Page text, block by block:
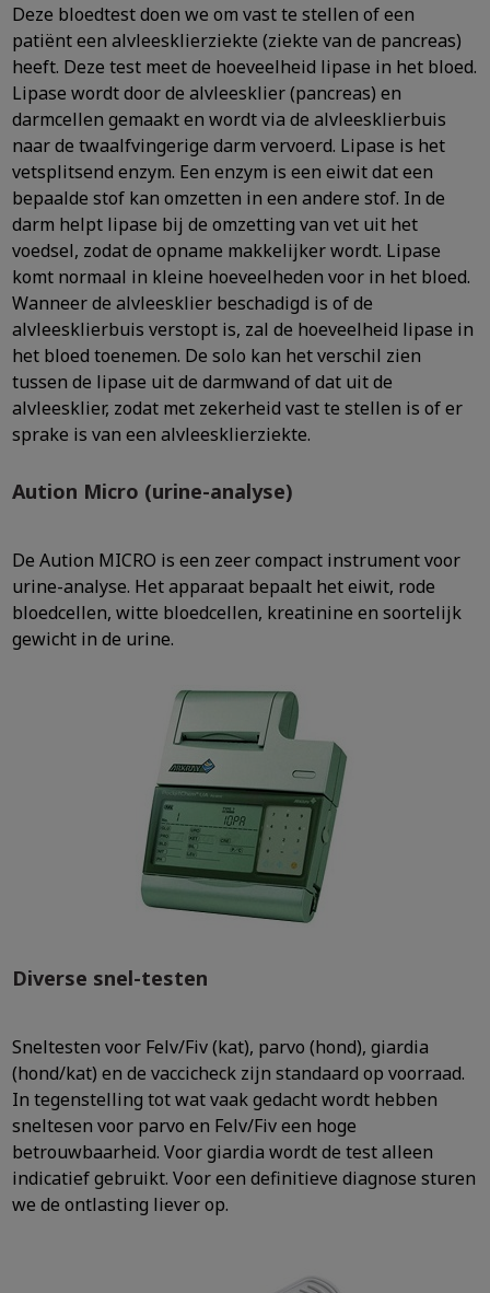
Deze bloedtest doen we om vast te stellen of een
patiënt een alvleesklierziekte (ziekte van de pancreas)
heeft. Deze test meet de hoeveelheid lipase in het bloed.
Lipase wordt door de alvleesklier (pancreas) en
darmcellen gemaakt en wordt via de alvleesklierbuis
naar de twaalfvingerige darm vervoerd. Lipase is het
vetsplitsend enzym. Een enzym is een eiwit dat een
bepaalde stof kan omzetten in een andere stof. In de
darm helpt lipase bij de omzetting van vet uit het
voedsel, zodat de opname makkelijker wordt. Lipase
komt normaal in kleine hoeveelheden voor in het bloed.
Wanneer de alvleesklier beschadigd is of de
alvleesklierbuis verstopt is, zal de hoeveelheid lipase in
het bloed toenemen. De solo kan het verschil zien
tussen de lipase uit de darmwand of dat uit de
alvleesklier, zodat met zekerheid vast te stellen is of er
sprake is van een alvleesklierziekte.
Aution Micro (urine-analyse)
De Aution MICRO is een zeer compact instrument voor
urine-analyse. Het apparaat bepaalt het eiwit, rode
bloedcellen, witte bloedcellen, kreatinine en soortelijk
gewicht in de urine.
Diverse snel-testen
Sneltesten voor Felv/Fiv (kat), parvo (hond), giardia
(hond/kat) en de vaccicheck zijn standaard op voorraad.
In tegenstelling tot wat vaak gedacht wordt hebben
sneltesen voor parvo en Felv/Fiv een hoge
betrouwbaarheid. Voor giardia wordt de test alleen
indicatief gebruikt. Voor een definitieve diagnose sturen
we de ontlasting liever op.